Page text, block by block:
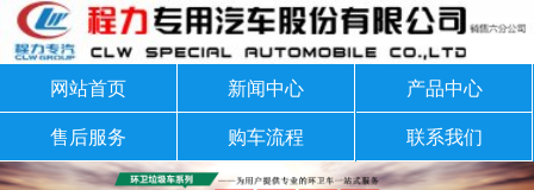
网站首页 新闻中心
产品中心
售后服务
购车流程 联系我们